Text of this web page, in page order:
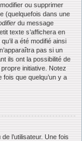
ou supprimer
(quelquefois dans une
du message
texte s’affichera en
a été modifié ainsi
pas si un
ils ont la possibilité de
initiative. Notez
que quelqu’un y a
l’utilisateur. Une fois